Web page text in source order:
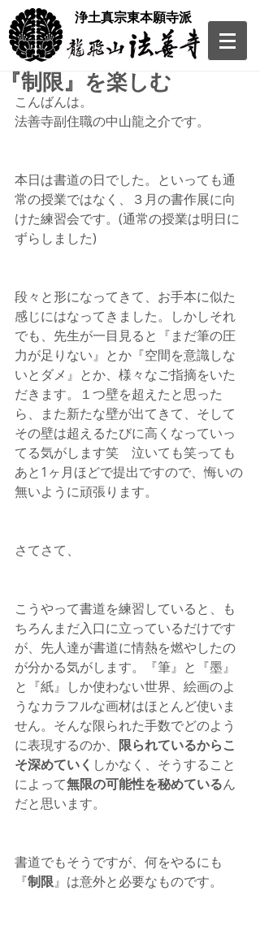
​浄土真宗東本願寺派
『制限』を楽しむ
こんばんは。
法善寺副住職の中山龍之介です。
本日は書道の日でした。といっても通
常の授業ではなく、３月の書作展に向
けた練習会です。(通常の授業は明日に
ずらしました)
段々と形になってきて、お手本に似た
感じにはなってきました。しかしそれ
でも、先生が一目見ると『まだ筆の圧
力が足りない』とか『空間を意識しな
いとダメ』とか、様々なご指摘をいた
だきます。１つ壁を超えたと思った
ら、また新たな壁が出てきて、そして
その壁は超えるたびに高くなっていっ
てる気がします笑　泣いても笑っても
あと1ヶ月ほどで提出ですので、悔いの
無いように頑張ります。
さてさて、
こうやって書道を練習していると、も
ちろんまだ入口に立っているだけです
が、先人達が書道に情熱を燃やしたの
が分かる気がします。『筆』と『墨』
と『紙』しか使わない世界、絵画のよ
うなカラフルな画材はほとんど使いま
せん。そんな限られた手数でどのよう
に表現するのか、 限られているからこ
そ深めていく しかなく、そうすること
によって無限の可能性を秘めているん
だと思います。
書道でもそうですが、何をやるにも
『制限』は意外と必要なものです。